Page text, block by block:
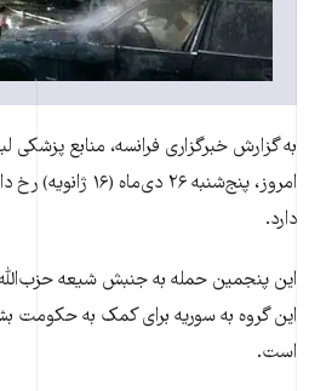
به گزارش خبرگزاری فرانسه، منابع پزشکی
امروز، پنج‌شنبه ۲۶
دارد.
اين پنجمين حمله به جنبش شيعه حزب‌الله
اين گروه به سوريه برای کمک به حکومت
است.